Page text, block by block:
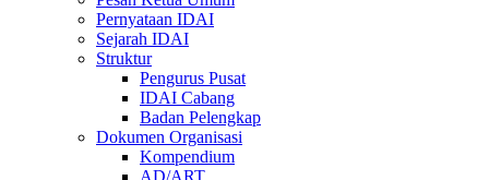
Pernyataan IDAI
Sejarah IDAI
Struktur
Pengurus Pusat
IDAI Cabang
Badan Pelengkap
Dokumen Organisasi
Kompendium
AD/ART